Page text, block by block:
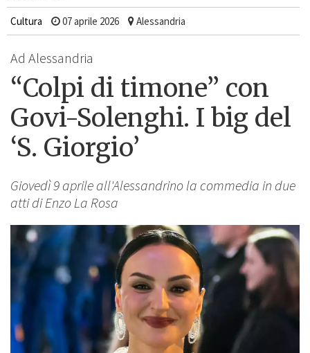
Cultura 07 aprile 2026 Alessandria
Ad Alessandria
“Colpi di timone” con
Govi-Solenghi. I big del
‘S. Giorgio’
Giovedì 9 aprile all'Alessandrino la commedia in due
atti di Enzo La Rosa